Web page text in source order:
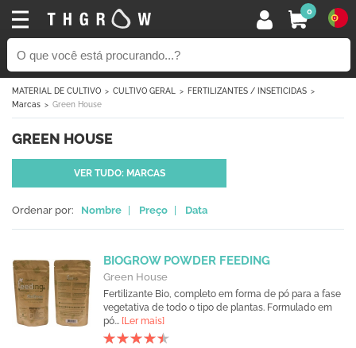
0
MATERIAL DE CULTIVO CULTIVO GERAL
FERTILIZANTES / INSETICIDAS
Marcas
Green House
GREEN HOUSE
VER TUDO: MARCAS
Ordenar por: Nombre Preço Data
BIOGROW POWDER FEEDING
Green House
Fertilizante Bio, completo em forma de pó para a fase
vegetativa de todo o tipo de plantas. Formulado em
pó... [Ler mais]